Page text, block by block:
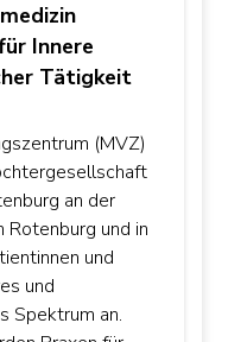
Innere
Tätigkeit
(MVZ)
an der
Rotenburg und in
und
und
Spektrum an.